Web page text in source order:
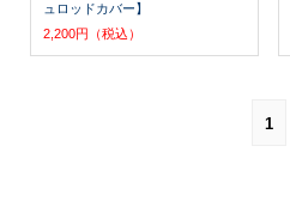
ュロッドカバー】
2,200円（税込）
1